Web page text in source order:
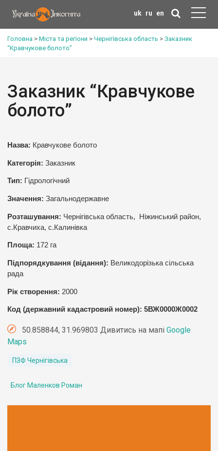
uk ru en
Головна > Міста та регіони > Чернігівська область > Заказник
“Кравчукове болото”
Заказник “Кравчукове
болото”
Назва: Кравчукове болото
Категорія: Заказник
Тип: Гідрологічний
Значення: Загальнодержавне
Розташування: Чернігівська область, Ніжинський район,
с.Кравчиха, с.Калинівка
Площа: 172 га
Підпорядкування (відання): Великодорізька сільська
рада
Рік створення: 2000
Код (державний кадастровий номер): 5ВЖ0000Ж0002
50.858844, 31.969803 Дивитись на мапі Google
Maps
ПЗФ Чернігівська
Блог Маленков Роман